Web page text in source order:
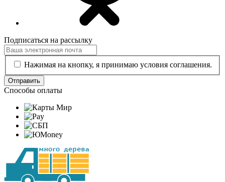
Подписаться на рассылку
Нажимая на кнопку, я принимаю условия соглашения.
Отправить
Способы оплаты